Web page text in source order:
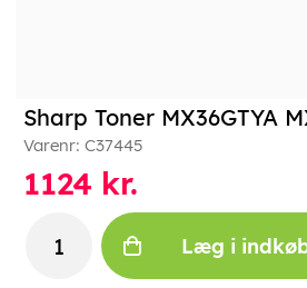
Sharp Toner MX36GTYA
Varenr: C37445
1124 kr.
Læg i